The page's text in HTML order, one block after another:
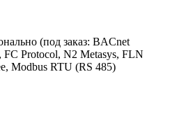
(под заказ: BACnet
FC Protocol, N2 Metasys, FLN
Modbus RTU (RS 485)